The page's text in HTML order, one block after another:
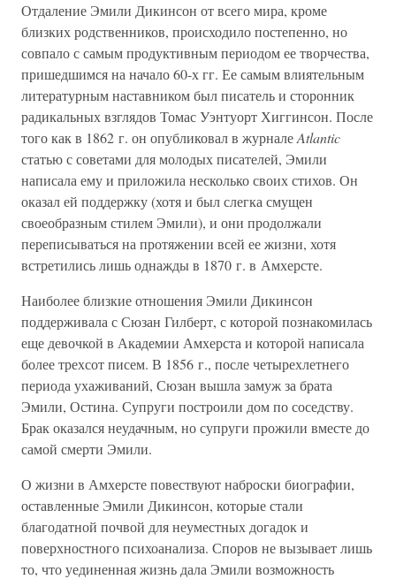
Отдаление Эмили Дикинсон от всего мира, кроме
близких родственников, происходило постепенно, но
совпало с самым продуктивным периодом ее творчества,
пришедшимся на начало 60-х гг. Ее самым влиятельным
литературным наставником был писатель и сторонник
радикальных взглядов Томас Уэнтуорт Хиггинсон. После
того как в 1862 г. он опубликовал в журналеAtlantic
статью с советами для молодых писателей, Эмили
написала ему и приложила несколько своих стихов. Он
оказал ей поддержку (хотя и был слегка смущен
своеобразным стилем Эмили), и они продолжали
переписываться на протяжении всей ее жизни, хотя
встретились лишь однажды в 1870 г. в Амхерсте.
Наиболее близкие отношения Эмили Дикинсон
поддерживала с Сюзан Гилберт, с которой познакомилась
еще девочкой в Академии Амхерста и которой написала
более трехсот писем. В 1856 г., после четырехлетнего
периода ухаживаний, Сюзан вышла замуж за брата
Эмили, Остина. Супруги построили дом по соседству.
Брак оказался неудачным, но супруги прожили вместе до
самой смерти Эмили.
О жизни в Амхерсте повествуют наброски биографии,
оставленные Эмили Дикинсон, которые стали
благодатной почвой для неуместных догадок и
поверхностного психоанализа. Споров не вызывает лишь
то, что уединенная жизнь дала Эмили возможность